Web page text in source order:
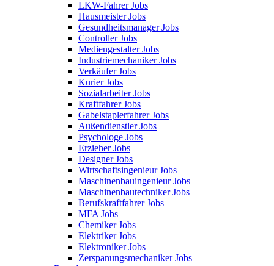
LKW-Fahrer Jobs
Hausmeister Jobs
Gesundheitsmanager Jobs
Controller Jobs
Mediengestalter Jobs
Industriemechaniker Jobs
Verkäufer Jobs
Kurier Jobs
Sozialarbeiter Jobs
Kraftfahrer Jobs
Gabelstaplerfahrer Jobs
Außendienstler Jobs
Psychologe Jobs
Erzieher Jobs
Designer Jobs
Wirtschaftsingenieur Jobs
Maschinenbauingenieur Jobs
Maschinenbautechniker Jobs
Berufskraftfahrer Jobs
MFA Jobs
Chemiker Jobs
Elektriker Jobs
Elektroniker Jobs
Zerspanungsmechaniker Jobs